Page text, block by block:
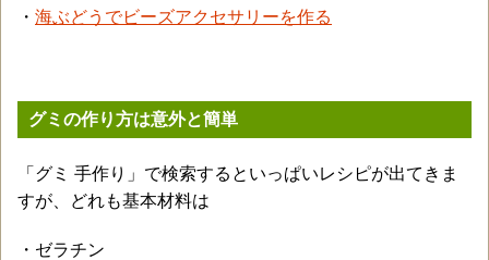
・ 海ぶどうでビーズアクセサリーを作る
グミの作り方は意外と簡単
「グミ 手作り」で検索するといっぱいレシピが出てきま
すが、どれも基本材料は
・ゼラチン